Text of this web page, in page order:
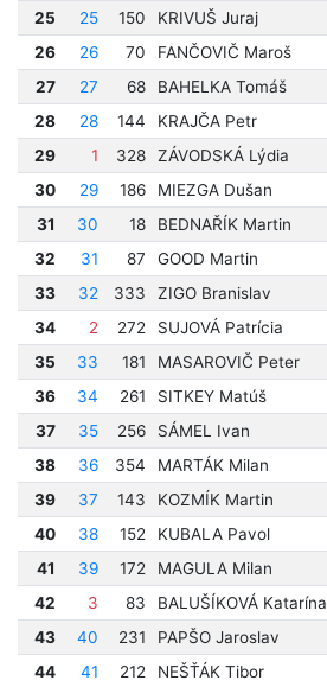
25
25 150 KRIVUŠ Juraj
26
26 70 FANČOVIČ Maroš
27
27 68 BAHELKA Tomáš
28
28 144 KRAJČA Petr
29
1 328 ZÁVODSKÁ Lýdia
30
29 186 MIEZGA Dušan
31
30 18 BEDNAŘÍK Martin
32
31 87 GOOD Martin
33
32 333 ZIGO Branislav
34
2 272 SUJOVÁ Patrícia
35
33 181 MASAROVIČ Peter
36
34 261 SITKEY Matúš
37
35 256 SÁMEL Ivan
38
36 354 MARTÁK Milan
39
37 143 KOZMÍK Martin
40
38 152 KUBALA Pavol
41
39 172 MAGULA Milan
42
3 83 BALUŠÍKOVÁ Katarína
43
40 231 PAPŠO Jaroslav
44
41 212 NEŠŤÁK Tibor